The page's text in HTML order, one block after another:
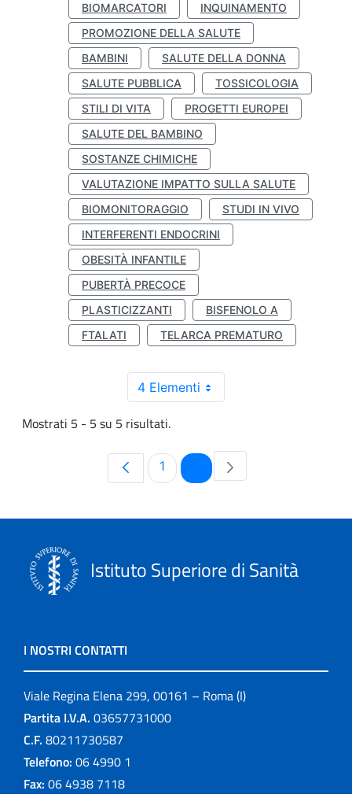
BIOMARCATORI
INQUINAMENTO
PROMOZIONE DELLA SALUTE
BAMBINI
SALUTE DELLA DONNA
SALUTE PUBBLICA
TOSSICOLOGIA
STILI DI VITA
PROGETTI EUROPEI
SALUTE DEL BAMBINO
SOSTANZE CHIMICHE
VALUTAZIONE IMPATTO SULLA SALUTE
BIOMONITORAGGIO
STUDI IN VIVO
INTERFERENTI ENDOCRINI
OBESITÀ INFANTILE
PUBERTÀ PRECOCE
PLASTICIZZANTI
BISFENOLO A
FTALATI
TELARCA PREMATURO
4 Elementi
Mostrati 5 - 5 su 5 risultati.
Pagina
1 Pagina
Istituto Superiore di Sanità
I NOSTRI CONTATTI
Viale Regina Elena 299, 00161 – Roma (I)
Partita I.V.A. 03657731000
C.F. 80211730587
Telefono: 06 4990 1
Fax: 06 4938 7118